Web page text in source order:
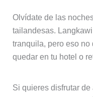
Olvídate de las
tailandesas.
tranquila, pero eso no
quedar en tu hotel o
Si quieres disfrutar